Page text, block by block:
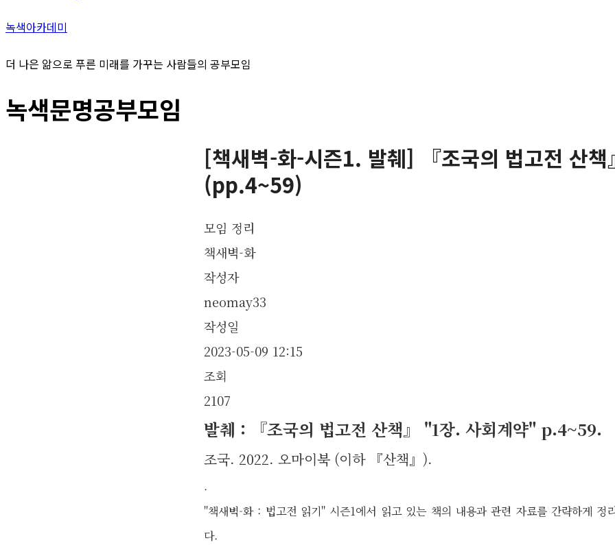
녹색아카데미
더 나은 앎으로 푸른 미래를 가꾸는 사람들의 공부모임
녹색문명공부모임
[책새벽-화-시즌1. 발췌] 『조국의 법고전 산
(pp.4~59)
모임 정리
책새벽-화
작성자
neomay33
작성일
2023-05-09 12:15
조회
2107
발췌 : 『조국의 법고전 산책』 "1장. 사회계약" p.4~59.
조국. 2022. 오마이북 (이하 『산책』).
.
"책새벽-화 : 법고전 읽기" 시즌1에서 읽고 있는 책의 내용과 관련 자료를 간략하게 정
다.